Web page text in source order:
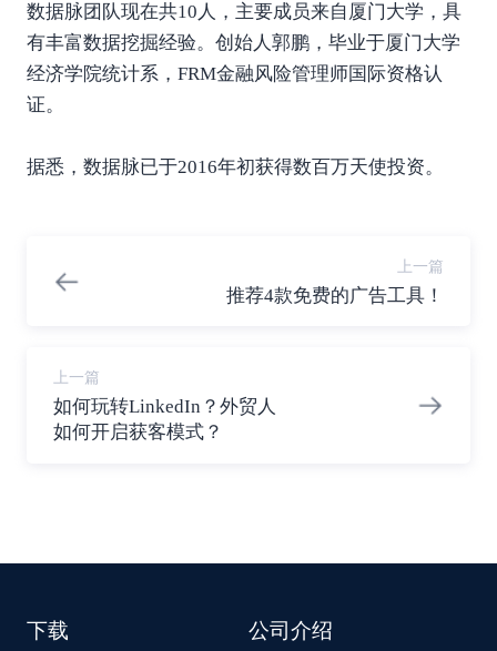
数据脉团队现在共10人，主要成员来自厦门大学，具
有丰富数据挖掘经验。创始人郭鹏，毕业于厦门大学
经济学院统计系，FRM金融风险管理师国际资格认
证。
据悉，数据脉已于2016年初获得数百万天使投资。
上一篇
推荐4款免费的广告工具！
上一篇
如何玩转LinkedIn？外贸人
如何开启获客模式？
下载 公司介绍